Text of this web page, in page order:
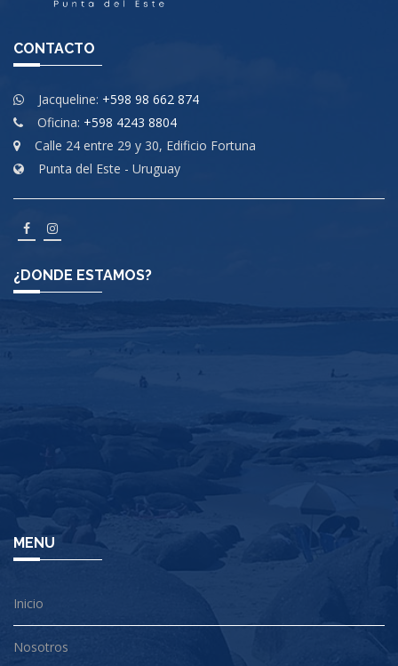
CONTACTO
Jacqueline: +598 98 662 874
Oficina: +598 4243 8804
Calle 24 entre 29 y 30, Edificio Fortuna
Punta del Este - Uruguay
¿DONDE ESTAMOS?
MENU
Inicio
Nosotros